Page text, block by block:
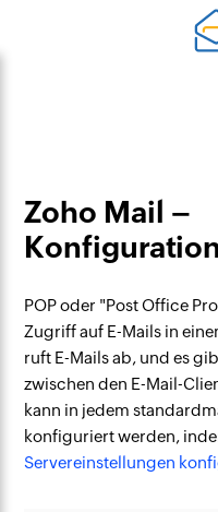
Zoho Mail –
POP oder "Post Office
Zugriff auf E-Mails in
ruft E-Mails ab, und es
zwischen den E-Mail-
kann in jedem
konfiguriert werden,
Servereinstellungen